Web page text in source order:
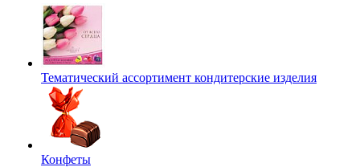
Тематический ассортимент кондитерские изделия
Конфеты